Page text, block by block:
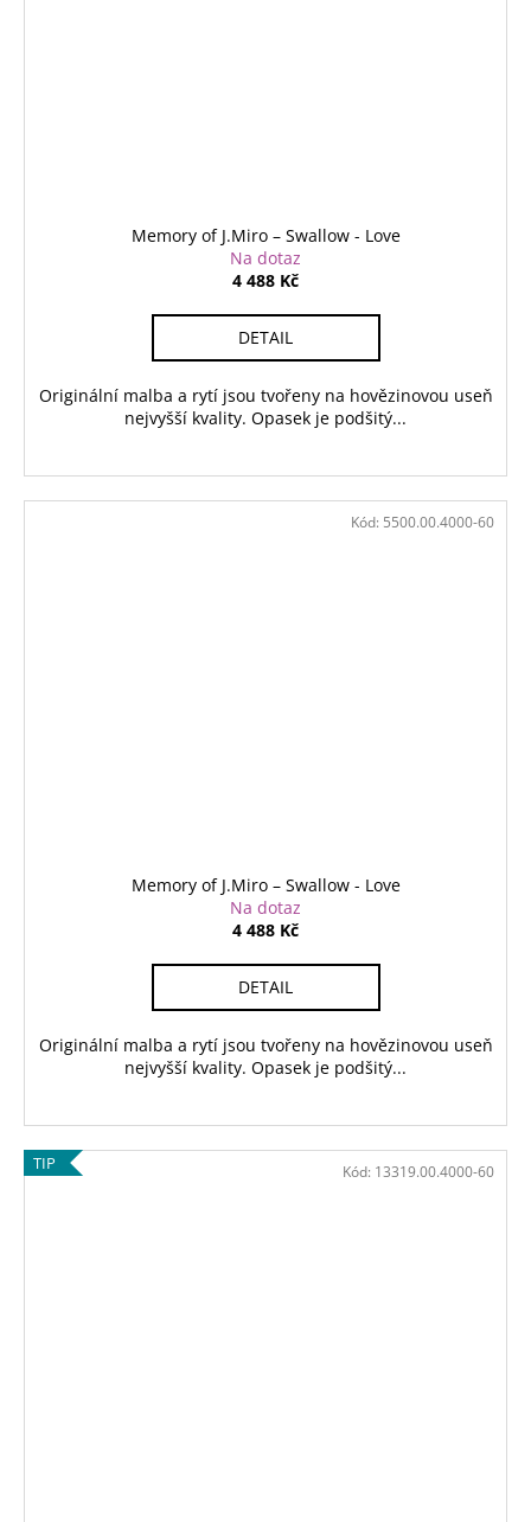
Memory of J.Miro – Swallow - Love
Na dotaz
4 488 Kč
DETAIL
Originální malba a rytí jsou tvořeny na hovězinovou useň
nejvyšší kvality. Opasek je podšitý...
Memory of J.Miro – Swallow - Love
Na dotaz
4 488 Kč
DETAIL
Originální malba a rytí jsou tvořeny na hovězinovou useň
nejvyšší kvality. Opasek je podšitý...
Kód: 5500.00.4000-60
TIP Kód: 13319.00.4000-60